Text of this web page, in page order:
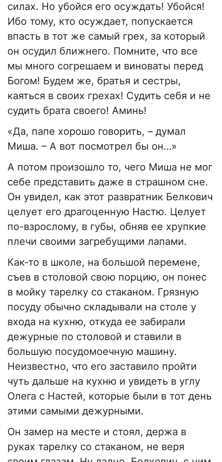
силах. Но убойся его осуждать! Убойся!
Ибо тому, кто осуждает, попускается
впасть в тот же самый грех, за который
он осудил ближнего. Помните, что все
мы много согрешаем и виноваты перед
Богом! Будем же, братья и сестры,
каяться в своих грехах! Судить себя и не
судить брата своего! Аминь!
«Да, папе хорошо говорить, – думал
Миша. – А вот посмотрел бы он…»
А потом произошло то, чего Миша не мог
себе представить даже в страшном сне.
Он увидел, как этот развратник Белкович
целует его драгоценную Настю. Целует
по-взрослому, в губы, обняв ее хрупкие
плечи своими загребущими лапами.
Как-то в школе, на большой перемене,
съев в столовой свою порцию, он понес
в мойку тарелку со стаканом. Грязную
посуду обычно складывали на столе у
входа на кухню, откуда ее забирали
дежурные по столовой и ставили в
большую посудомоечную машину.
Неизвестно, что его заставило пройти
чуть дальше на кухню и увидеть в углу
Олега с Настей, которые были в тот день
этими самыми дежурными.
Он замер на месте и стоял, держа в
руках тарелку со стаканом, не веря